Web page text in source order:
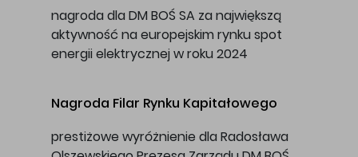
nagroda dla DM BOŚ SA za największą
aktywność na europejskim rynku spot
energii elektrycznej w roku 2024
Nagroda Filar Rynku Kapitałowego
prestiżowe wyróżnienie dla Radosława